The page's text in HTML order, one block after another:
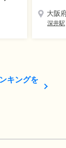
大阪
深井駅
キングを